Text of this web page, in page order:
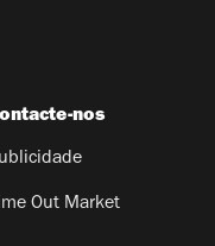
nos
Out Market